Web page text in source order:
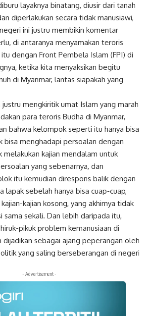
layaknya binatang, diusir dari tanah
diperlakukan secara tidak manusiawi,
ini justru membikin komentar
di antaranya menyamakan teroris
dengan Front Pembela Islam (FPI) di
ketika kita menyaksikan begitu
di Myanmar, lantas siapakah yang
justru mengkiritik umat Islam yang marah
para teroris Budha di Myanmar,
bahwa kelompok seperti itu hanya bisa
bisa menghadapi persoalan dengan
melakukan kajian mendalam untuk
yang sebenarnya, dan
itu kemudian direspons balik dengan
lapak sebelah hanya bisa cuap-cuap,
kajian kosong, yang akhirnya tidak
sama sekali. Dan lebih daripada itu,
pikuk problem kemanusiaan di
dijadikan sebagai ajang peperangan oleh
yang saling berseberangan di negeri
- Advertisement -